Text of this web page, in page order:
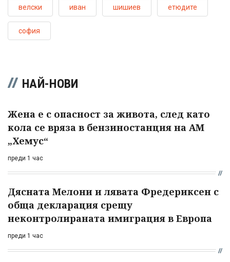
велски иван шишиев етюдите
софия
НАЙ-НОВИ
Жена е с опасност за живота, след като
кола се вряза в бензиностанция на АМ
„Хемус“
преди 1 час
Дясната Мелони и лявата Фредериксен с
обща декларация срещу
неконтролираната имиграция в Европа
преди 1 час